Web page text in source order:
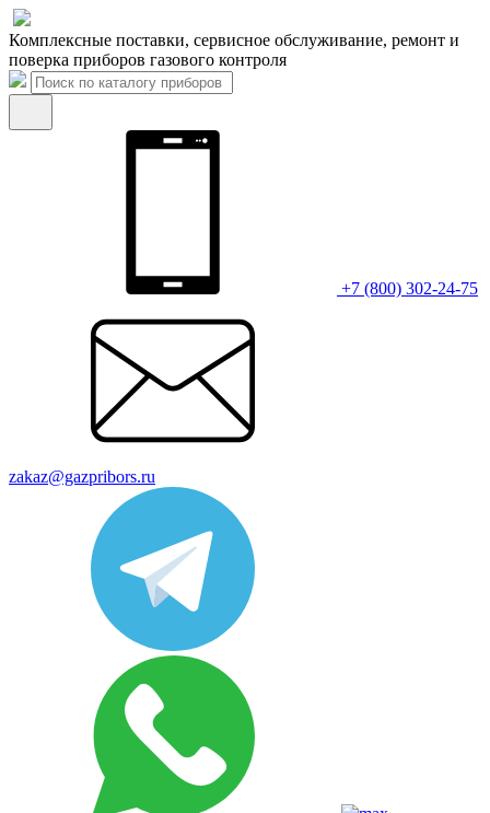
Комплексные поставки, сервисное обслуживание, ремонт и
поверка приборов газового контроля
+7 (800) 302-24-75
zakaz@gazpribors.ru